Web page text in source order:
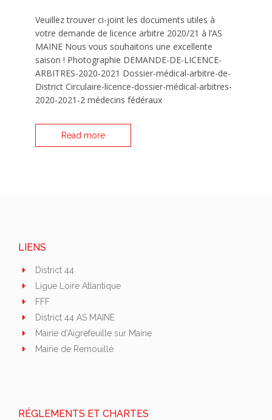
Veuillez trouver ci-joint les documents utiles à
votre demande de licence arbitre 2020/21 à l’AS
MAINE Nous vous souhaitons une excellente
saison ! Photographie DEMANDE-DE-LICENCE-
ARBITRES-2020-2021 Dossier-médical-arbitre-de-
District Circulaire-licence-dossier-médical-arbitres-
2020-2021-2 médecins fédéraux
Read more
LIENS
District 44
Ligue Loire Atlantique
FFF
District 44 AS MAINE
Mairie d’Aigrefeuille sur Maine
Mairie de Remouillé
RÉGLEMENTS ET CHARTES